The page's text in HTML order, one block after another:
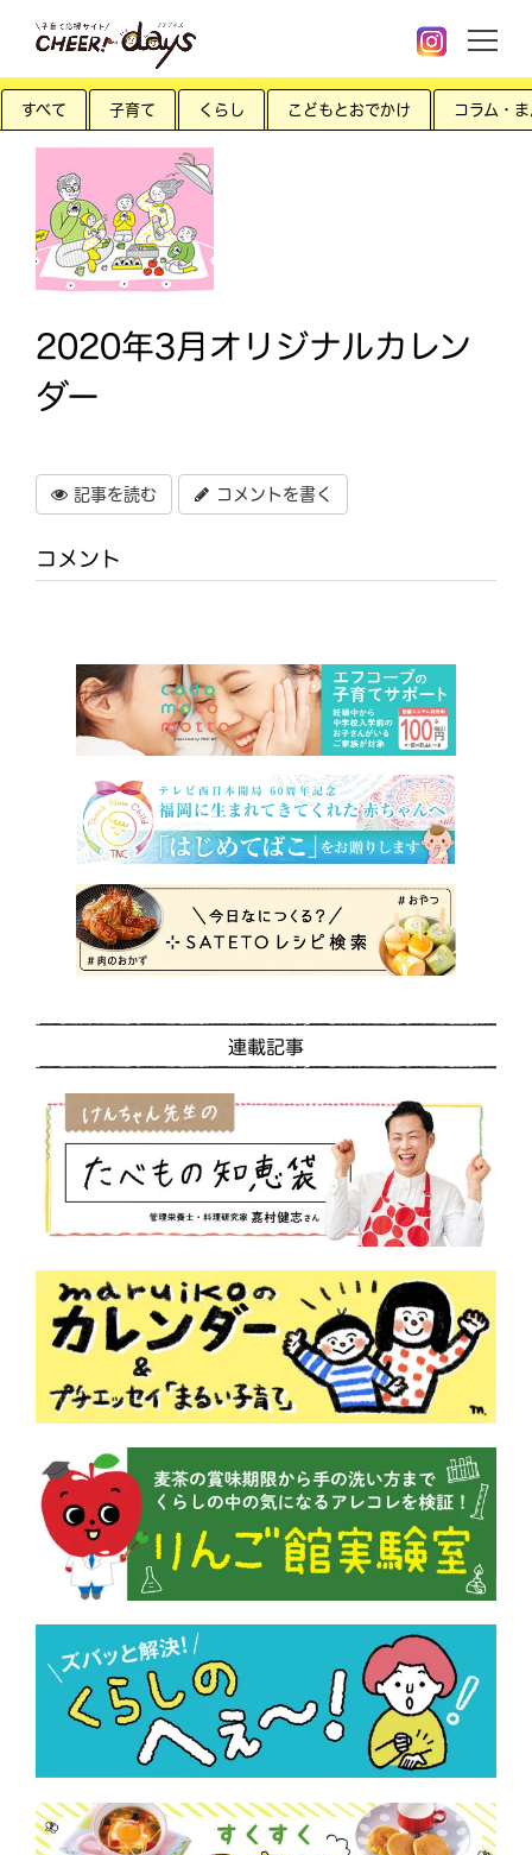
すべて 子育て くらし こどもとおでかけ コラム・
2020年3月オリジナルカレン
ダー
記事を読む コメントを書く
コメント
連載記事